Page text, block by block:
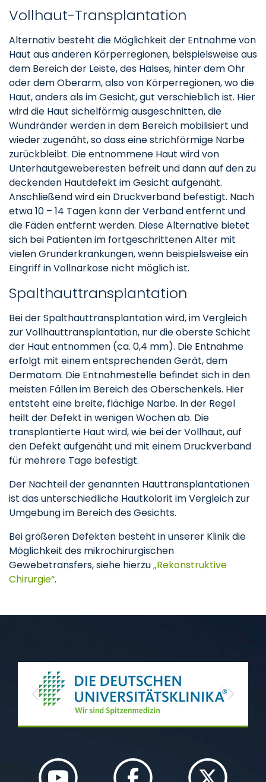
Vollhaut-Transplantation
Alternativ besteht die Möglichkeit der Entnahme von
Haut aus anderen Körperregionen, beispielsweise aus
dem Bereich der Leiste, des Halses, hinter dem Ohr
oder dem Oberarm, also von Körperregionen, wo die
Haut, anders als im Gesicht, gut verschieblich ist. Hier
wird die Haut sichelförmig ausgeschnitten, die
Wundränder werden in dem Bereich mobilisiert und
wieder zugenäht, so dass eine strichförmige Narbe
zurückbleibt. Die entnommene Haut wird von
Unterhautgeweberesten befreit und dann auf den zu
deckenden Hautdefekt im Gesicht aufgenäht.
Anschließend wird ein Druckverband befestigt. Nach
etwa 10 – 14 Tagen kann der Verband entfernt und
die Fäden entfernt werden. Diese Alternative bietet
sich bei Patienten im fortgeschrittenen Alter mit
vielen Grunderkrankungen, wenn beispielsweise ein
Eingriff in Vollnarkose nicht möglich ist.
Spalthauttransplantation
Bei der Spalthauttransplantation wird, im Vergleich
zur Vollhauttransplantation, nur die oberste Schicht
der Haut entnommen (ca. 0,4 mm). Die Entnahme
erfolgt mit einem entsprechenden Gerät, dem
Dermatom. Die Entnahmestelle befindet sich in den
meisten Fällen im Bereich des Oberschenkels. Hier
entsteht eine breite, flächige Narbe. In der Regel
heilt der Defekt in wenigen Wochen ab. Die
transplantierte Haut wird, wie bei der Vollhaut, auf
den Defekt aufgenäht und mit einem Druckverband
für mehrere Tage befestigt.
Der Nachteil der genannten Hauttransplantationen
ist das unterschiedliche Hautkolorit im Vergleich zur
Umgebung im Bereich des Gesichts.
Bei größeren Defekten besteht in unserer Klinik die
Möglichkeit des mikrochirurgischen
Gewebetransfers, siehe hierzu„Rekonstruktive
Chirurgie“.
Previous Next